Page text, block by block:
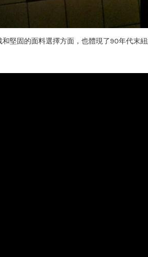
堅固的面料選擇方面，也體現了90年代